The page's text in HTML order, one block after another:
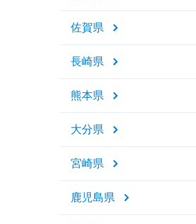
佐賀県
長崎県
熊本県
大分県
宮崎県
鹿児島県